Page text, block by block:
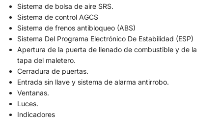
Sistema de bolsa de aire SRS.
Sistema de control AGCS
Sistema de frenos antibloqueo (ABS)
Sistema Del Programa Electrónico De Estabilidad (ESP)
Apertura de la puerta de llenado de combustible y de la
tapa del maletero.
Cerradura de puertas.
Entrada sin llave y sistema de alarma antirrobo.
Ventanas.
Luces.
Indicadores